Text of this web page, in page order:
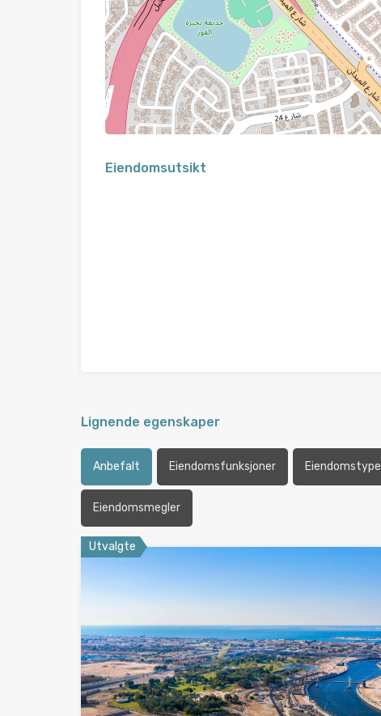
Eiendomsutsikt
Lignende egenskaper
Anbefalt Eiendomsfunksjoner Eiendomstype
Eiendomsmegler
Utvalgte